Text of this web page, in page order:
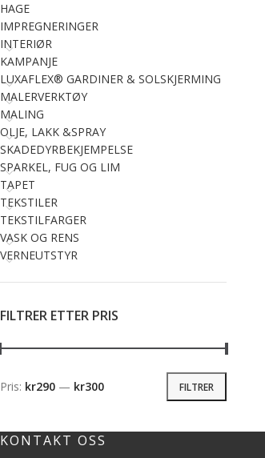
HAGE
IMPREGNERINGER
INTERIØR
KAMPANJE
LUXAFLEX® GARDINER & SOLSKJERMING
MALERVERKTØY
MALING
OLJE, LAKK &SPRAY
SKADEDYRBEKJEMPELSE
SPARKEL, FUG OG LIM
TAPET
TEKSTILER
TEKSTILFARGER
VASK OG RENS
VERNEUTSTYR
FILTRER ETTER PRIS
FILTRER
Pris: kr290 — kr300
KONTAKT OSS